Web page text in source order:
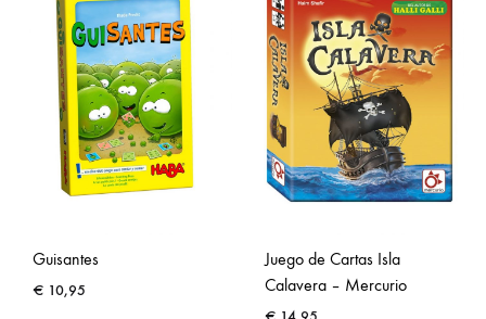
Guisantes
€ 10,95
Juego de Cartas Isla
Calavera – Mercurio